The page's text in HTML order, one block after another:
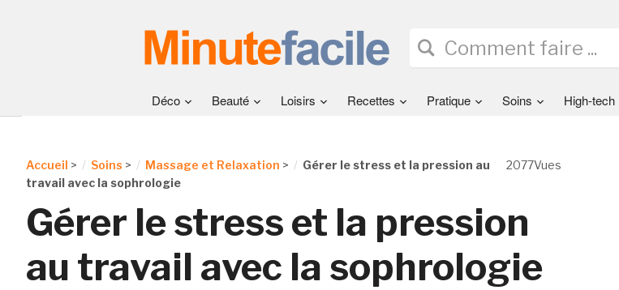
Déco Beauté Loisirs Recettes Pratique Soins High-tech
2077Vues
Accueil > Soins > Massage et Relaxation >
Gérer le stress et la pression au
travail avec la sophrologie
Gérer le stress et la pression
au travail avec la sophrologie